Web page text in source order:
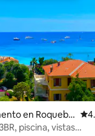
de 5; 272
en Roquebr
piscina, vistas